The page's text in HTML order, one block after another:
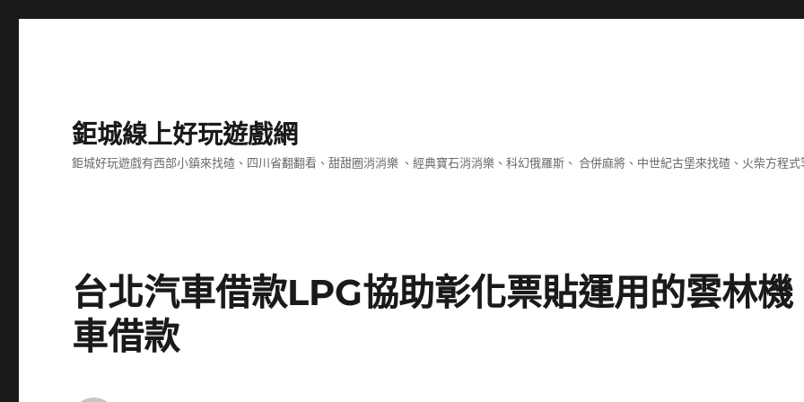
鉅城線上好玩遊戲網
鉅城好玩遊戲有西部小鎮來找碴、四川省翻翻看、甜甜圈消消樂 、經典寶石消消樂、科幻俄羅斯、 合併麻將、中世紀古堡來找碴、火柴方程式
台北汽車借款LPG協助彰化票貼運用的雲林機
車借款